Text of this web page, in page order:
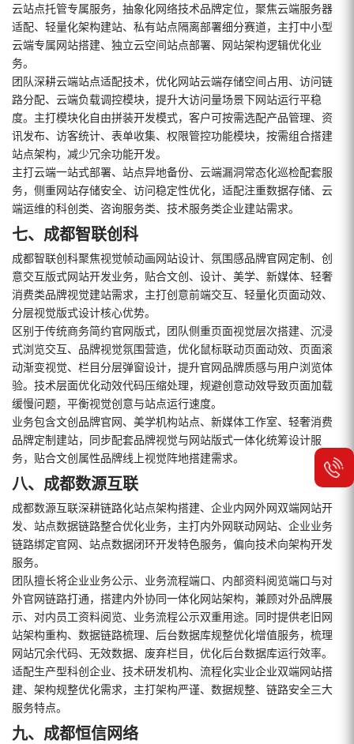
云站点托管专属服务，抽象化网络技术品牌定位，聚焦云端服务器
适配、轻量化架构建站、私有站点隔离部署细分赛道，主打中小型
云端专属网站搭建、独立云空间站点部署、网站架构逻辑优化业
务。
团队深耕云端站点适配技术，优化网站云端存储空间占用、访问链
路分配、云端负载调控模块，提升大访问量场景下网站运行平稳
度。主打模块化自由拼装开发模式，客户可按需选配产品管理、资
讯发布、访客统计、表单收集、权限管控功能模块，按需组合搭建
站点架构，减少冗余功能开发。
主打云端一站式部署、站点异地备份、云端漏洞常态化巡检配套服
务，侧重网站存储安全、访问稳定性优化，适配注重数据存储、云
端运维的科创类、咨询服务类、技术服务类企业建站需求。
七、成都智联创科
成都智联创科聚焦视觉帧动画网站设计、氛围感品牌官网定制、创
意交互版式网站开发业务，贴合文创、设计、美学、新媒体、轻奢
消费类品牌视觉建站需求，主打创意前端交互、轻量化页面动效、
分层视觉版式设计核心优势。
区别于传统商务简约官网版式，团队侧重页面视觉层次搭建、沉浸
式浏览交互、品牌视觉氛围营造，优化鼠标联动页面动效、页面滚
动渐变视觉、栏目分层弹窗设计，提升官网品牌质感与用户浏览体
验。技术层面优化动效代码压缩处理，规避创意动效导致页面加载
缓慢问题，平衡视觉创意与站点运行速度。
业务包含文创品牌官网、美学机构站点、新媒体工作室、轻奢消费
品牌定制建站，同步配套品牌视觉与网站版式一体化统筹设计服
务，贴合文创属性品牌线上视觉阵地搭建需求。
八、成都数源互联
成都数源互联深耕链路化站点架构搭建、企业内网外网双端网站开
发、站点数据链路整合优化业务，主打内外网联动网站、企业业务
链路绑定官网、站点数据闭环开发特色服务，偏向技术向架构开发
服务。
团队擅长将企业业务公示、业务流程端口、内部资料阅览端口与对
外官网链路打通，搭建内外协同一体化网站架构，兼顾对外品牌展
示、对内员工资料阅览、业务流程公示双重用途。同时提供老旧网
站架构重构、数据链路梳理、后台数据库规整优化增值服务，梳理
网站冗余代码、无效数据、废弃栏目，优化后台数据库运行效率。
适配生产型科创企业、技术研发机构、流程化实业企业双端网站搭
建、架构规整优化需求，主打架构严谨、数据规整、链路安全三大
服务特点。
九、成都恒信网络